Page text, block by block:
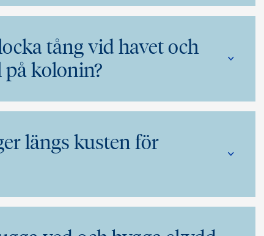
tång vid havet och
på kolonin?
längs kusten för